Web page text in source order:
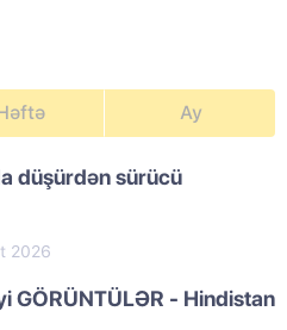
Ay
düşürdən sürücü
2026
GÖRÜNTÜLƏR - Hindistan